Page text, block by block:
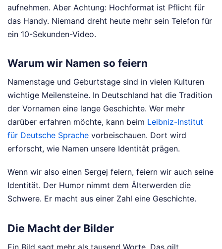
aufnehmen. Aber Achtung: Hochformat ist Pflicht für
das Handy. Niemand dreht heute mehr sein Telefon für
ein 10-Sekunden-Video.
Warum wir Namen so feiern
Namenstage und Geburtstage sind in vielen Kulturen
wichtige Meilensteine. In Deutschland hat die Tradition
der Vornamen eine lange Geschichte. Wer mehr
darüber erfahren möchte, kann beim Leibniz-Institut
für Deutsche Sprache vorbeischauen. Dort wird
erforscht, wie Namen unsere Identität prägen.
Wenn wir also einen Sergej feiern, feiern wir auch seine
Identität. Der Humor nimmt dem Älterwerden die
Schwere. Er macht aus einer Zahl eine Geschichte.
Die Macht der Bilder